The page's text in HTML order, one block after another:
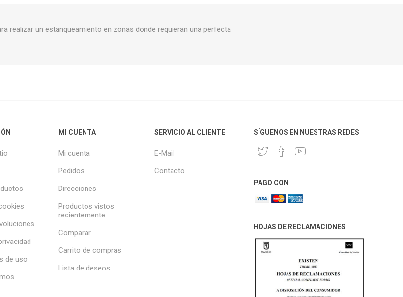
realizar un estanqueamiento en zonas donde requieran una perfecta
de uso
MI CUENTA
Mi cuenta
Pedidos
Direcciones
Productos vistos
recientemente
Comparar
Carrito de compras
Lista de deseos
SERVICIO AL CLIENTE
E-Mail
Contacto
SÍGUENOS EN NUESTRAS REDES
PAGO CON
HOJAS DE RECLAMACIONES